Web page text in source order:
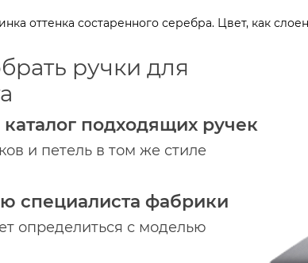
оттенка состаренного серебра. Цвет, как
ручки для
подходящих ручек
и петель в том же стиле
специалиста фабрики
определиться с моделью